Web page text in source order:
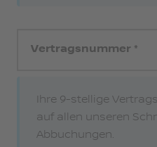
Vertragsnummer
Ihre 9-stellige
auf allen unseren
Abbuchungen.